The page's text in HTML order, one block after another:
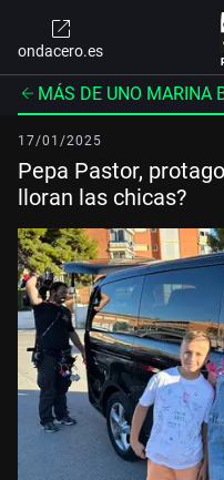
ondacero.es
MÁS DE UNO MARINA
17/01/2025
Pepa Pastor,
lloran las chicas?